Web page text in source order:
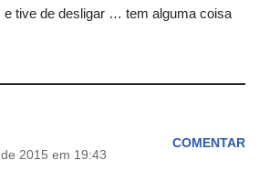
e tive de desligar … tem alguma coisa
2015 em 19:43
COMENTAR